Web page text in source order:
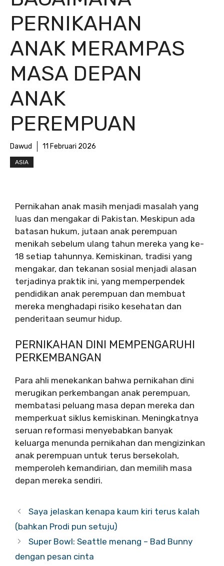
PERNIKAHAN
ANAK MERAMPAS
MASA DEPAN
ANAK
PEREMPUAN
Dawud 11 Februari 2026
ASIA
Pernikahan anak masih menjadi masalah yang
luas dan mengakar di Pakistan. Meskipun ada
batasan hukum, jutaan anak perempuan
menikah sebelum ulang tahun mereka yang ke-
18 setiap tahunnya. Kemiskinan, tradisi yang
mengakar, dan tekanan sosial menjadi alasan
terjadinya praktik ini, yang memperpendek
pendidikan anak perempuan dan membuat
mereka menghadapi risiko kesehatan dan
penderitaan seumur hidup.
PERNIKAHAN DINI MEMPENGARUHI
PERKEMBANGAN
Para ahli menekankan bahwa pernikahan dini
merugikan perkembangan anak perempuan,
membatasi peluang masa depan mereka dan
memperkuat siklus kemiskinan. Meningkatnya
seruan reformasi menyebabkan banyak
keluarga menunda pernikahan dan mengizinkan
anak perempuan untuk terus bersekolah,
memperoleh kemandirian, dan memilih masa
depan mereka sendiri.
Saya jelaskan kenapa kaum kiri terus kalah
(bahkan Prodi pun setuju)
Super Bowl: Seattle menang – Bad Bunny
dengan pesan cinta